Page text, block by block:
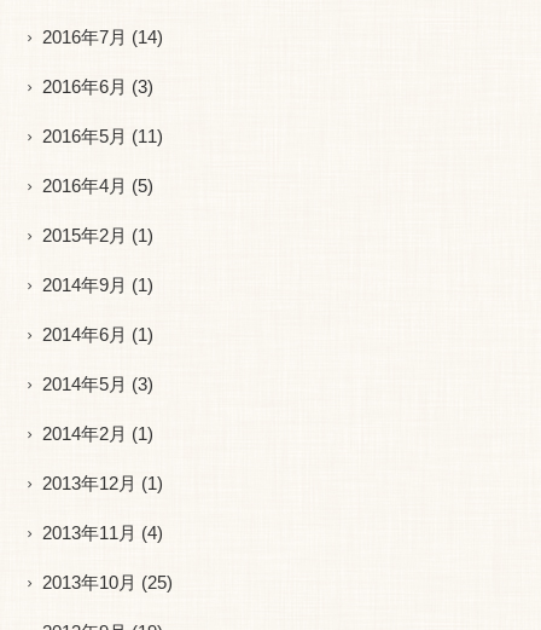
2016年7月 (14)
2016年6月 (3)
2016年5月 (11)
2016年4月 (5)
2015年2月 (1)
2014年9月 (1)
2014年6月 (1)
2014年5月 (3)
2014年2月 (1)
2013年12月 (1)
2013年11月 (4)
2013年10月 (25)